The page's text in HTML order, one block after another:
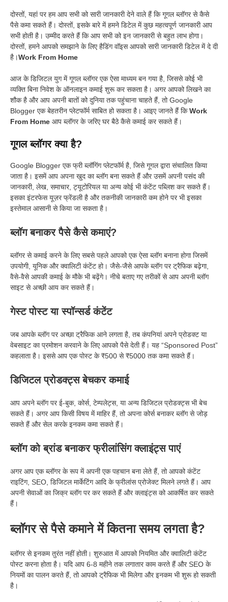
दोस्तों, यहां पर हम आप सभी को सारी जानकारी देने वाले हैं कि गूगल ब्लॉगर से कैसे
पैसे कमा सकते हैं। दोस्तों, इसके बारे में हमने डिटेल में कुछ महत्वपूर्ण जानकारी आप
सभी होती है। उम्मीद करते हैं कि आप सभी को इन जानकारी से बहुत लाभ होगा।
दोस्तों, हमने आपको समझाने के लिए हैडिंग वॉइस आपको सारी जानकारी डिटेल में दे दी
है।Work From Home
आज के डिजिटल युग में गूगल ब्लॉगर एक ऐसा माध्यम बन गया है, जिससे कोई भी
व्यक्ति बिना निवेश के ऑनलाइन कमाई शुरू कर सकता है। अगर आपको लिखने का
शौक है और आप अपनी बातों को दुनिया तक पहुंचाना चाहते हैं, तो Google
Blogger एक बेहतरीन प्लेटफॉर्म साबित हो सकता है। आइए जानते हैं किWork
From Home आप ब्लॉगर के जरिए घर बैठे कैसे कमाई कर सकते हैं।
गूगल ब्लॉगर क्या है?
Google Blogger एक फ्री ब्लॉगिंग प्लेटफॉर्म है, जिसे गूगल द्वारा संचालित किया
जाता है। इसमें आप अपना खुद का ब्लॉग बना सकते हैं और उसमें अपनी पसंद की
जानकारी, लेख, समाचार, ट्यूटोरियल या अन्य कोई भी कंटेंट पब्लिश कर सकते हैं।
इसका इंटरफेस यूज़र फ्रेंडली है और तकनीकी जानकारी कम होने पर भी इसका
इस्तेमाल आसानी से किया जा सकता है।
ब्लॉग बनाकर पैसे कैसे कमाएं?
ब्लॉगर से कमाई करने के लिए सबसे पहले आपको एक ऐसा ब्लॉग बनाना होगा जिसमें
उपयोगी, यूनिक और क्वालिटी कंटेंट हो। जैसे-जैसे आपके ब्लॉग पर ट्रैफिक बढ़ेगा,
वैसे-वैसे आपकी कमाई के मौके भी बढ़ेंगे। नीचे बताए गए तरीकों से आप अपनी ब्लॉग
साइट से अच्छी आय कर सकते हैं।
गेस्ट पोस्ट या स्पॉन्सर्ड कंटेंट
जब आपके ब्लॉग पर अच्छा ट्रैफिक आने लगता है, तब कंपनियां अपने प्रोडक्ट या
वेबसाइट का प्रमोशन करवाने के लिए आपको पैसे देती हैं। यह “Sponsored Post”
कहलाता है। इससे आप एक पोस्ट के ₹500 से ₹5000 तक कमा सकते हैं।
डिजिटल प्रोडक्ट्स बेचकर कमाई
आप अपने ब्लॉग पर ई-बुक, कोर्स, टेम्पलेट्स, या अन्य डिजिटल प्रोडक्ट्स भी बेच
सकते हैं। अगर आप किसी विषय में माहिर हैं, तो अपना कोर्स बनाकर ब्लॉग से जोड़
सकते हैं और सेल करके इनकम कमा सकते हैं।
ब्लॉग को ब्रांड बनाकर फ्रीलांसिंग क्लाइंट्स पाएं
अगर आप एक ब्लॉगर के रूप में अपनी एक पहचान बना लेते हैं, तो आपको कंटेंट
राइटिंग, SEO, डिजिटल मार्केटिंग आदि के फ्रीलांस प्रोजेक्ट मिलने लगते हैं। आप
अपनी सेवाओं का जिक्र ब्लॉग पर कर सकते हैं और क्लाइंट्स को आकर्षित कर सकते
हैं।
ब्लॉगर से पैसे कमाने में कितना समय लगता है?
ब्लॉगर से इनकम तुरंत नहीं होती। शुरुआत में आपको नियमित और क्वालिटी कंटेंट
पोस्ट करना होता है। यदि आप 6-8 महीने तक लगातार काम करते हैं और SEO के
नियमों का पालन करते हैं, तो आपको ट्रैफिक भी मिलेगा और इनकम भी शुरू हो सकती
है।